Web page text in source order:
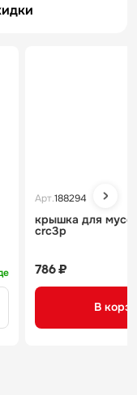
Арт.188294
крышка для
crc3p
786 ₽
В